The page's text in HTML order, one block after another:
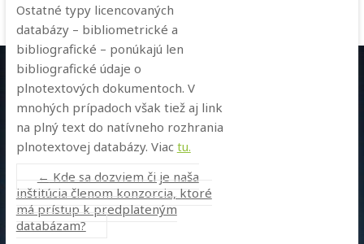
Ostatné typy licencovaných
databázy – bibliometrické a
bibliografické – ponúkajú len
bibliografické údaje o
plnotextových dokumentoch. V
mnohých prípadoch však tiež aj link
na plný text do natívneho rozhrania
plnotextovej databázy. Viac tu.
← Kde sa dozviem či je naša
inštitúcia členom konzorcia, ktoré
má prístup k predplateným
databázam?